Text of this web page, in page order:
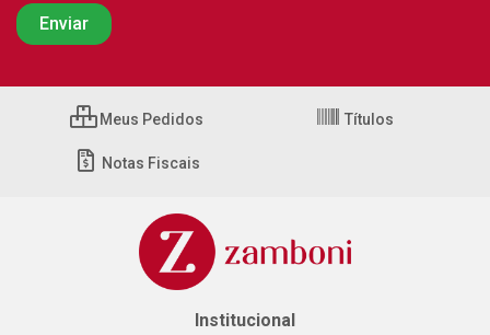
Meus Pedidos Títulos
Notas Fiscais
Institucional